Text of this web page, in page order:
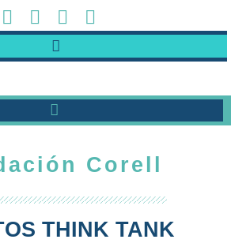
Corell
THINK TANK